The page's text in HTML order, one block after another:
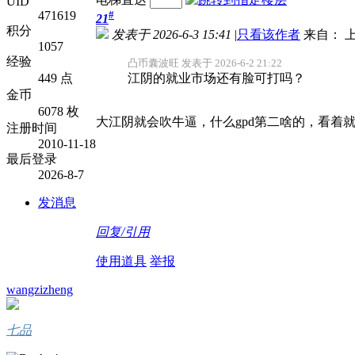
471619
积分
1057
经验
449 点
金币
6078 枚
注册时间
2010-11-18
最后登录
2026-8-7
发消息
21#
发表于 2026-6-3 15:41 |只看该作者 来自：
凸币囊波旺 发表于 2026-6-2 21:22
江阴的就业市场还有脸可打吗？
大江阴就会吹牛逼，什么gpd第二啥的，看着
回复/引用
使用道具 举报
wangzizheng
七品